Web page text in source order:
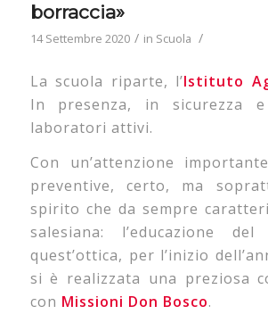
borraccia»
14 Settembre 2020 / in Scuola /
La scuola riparte, l’Istituto
In presenza, in sicurezza
laboratori attivi.
Con un’attenzione
preventive, certo, ma
spirito che da sempre
salesiana: l’educazione
quest’ottica, per l’inizio
si è realizzata una preziosa
con Missioni Don Bosco.